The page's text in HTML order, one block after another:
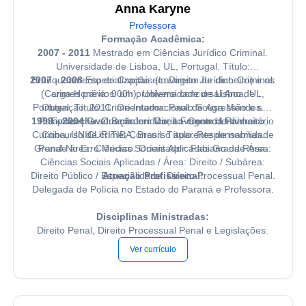
Anna Karyne
Professora
Formação Acadêmica:
2007 - 2011 Mestrado em Ciências Jurídico Criminal.
Universidade de Lisboa, UL, Portugal. Título:
Branqueamento de Capitais (Lavagem de dinheiro) e os
crimes prévios: um problema concursal,Ano de
Obtenção: 2011. Orientador: Paulo Sousa Mendes.
Palavras-chave: Bem Juridico; Lavagem de dinheiro;
Concurso de crime; Concurso aparente de normas.
Grande área: Ciências Sociais Aplicadas Grande Área:
Ciências Sociais Aplicadas / Área: Direito / Subárea:
Direito Público / Especialidade: Direito Processual Penal.
2007 - 2008Especialização em Direito Jurídico-Criminal.
(Carga Horária: 900h). Universidade de Lisboa, UL,
Portugal. Título: Crime Internacional de Agressão e sua
Tipificação. Orientador: Maria Fernanda Palma.
1999 - 2004Graduação em Direito. Centro Universitário
Curitiba, UNICURITIBA, Brasil. Título: Responsabilidade
Penal No Erro Médico. Orientador: Fabiano da Rosa.
Atuação Profissional:
Delegada de Polícia no Estado do Paraná e Professora.
Disciplinas Ministradas:
Direito Penal, Direito Processual Penal e Legislações.
Ver currículo